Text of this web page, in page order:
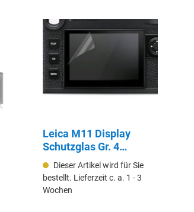
Leica M11 Display
Schutzglas Gr. 4
(19625)
Dieser Artikel wird für Sie
bestellt. Lieferzeit c. a. 1 - 3
Wochen